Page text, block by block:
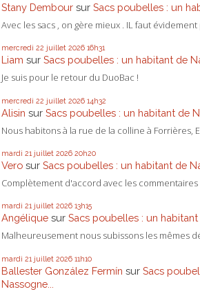
Stany Dembour sur Sacs poubelles : un
Avec les sacs , on gère mieux . IL faut
mercredi 22 juillet 2026 16h31
Liam sur Sacs poubelles : un habitant de
Je suis pour le retour du DuoBac !
mercredi 22 juillet 2026 14h32
Alisin sur Sacs poubelles : un habitant de
Nous habitons à la rue de la colline à Forrières,
mardi 21 juillet 2026 20h20
Vero sur Sacs poubelles : un habitant de
Complètement d'accord avec les commentaires
mardi 21 juillet 2026 13h15
Angélique sur Sacs poubelles : un habitant
Malheureusement nous subissons les mêmes
mardi 21 juillet 2026 11h10
Ballester González Fermín sur Sacs
Nassogne...